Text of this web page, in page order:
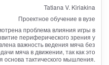
Tatiana V. Kiriakina
Проектное обучение в вузе
проблема влияния игры в
периферического зрения у
важность ведения мяча без
мяча в движении, так как это
основа тактического мышления.